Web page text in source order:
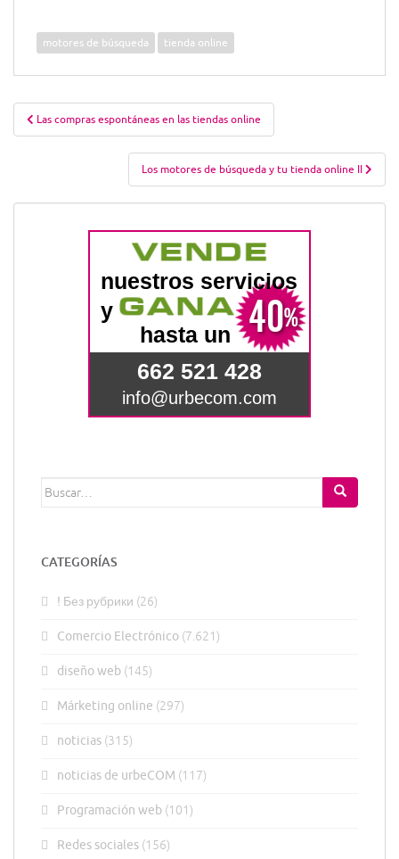
motores de búsqueda tienda online
Navegación
de
Las compras espontáneas en las tiendas online
Los motores de búsqueda y tu tienda online II
Buscar:
CATEGORÍAS
! Без рубрики (26)
Comercio Electrónico (7.621)
diseño web (145)
Márketing online (297)
noticias (315)
noticias de urbeCOM (117)
Programación web (101)
Redes sociales (156)